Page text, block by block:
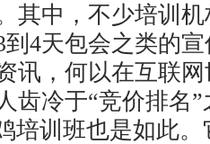
其中，不少培训
4天包会之类的
讯，何以在互联
齿冷于“竞价排名
培训班也是如此。